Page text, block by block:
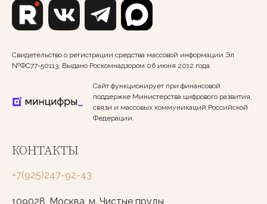
Свидетельство о регистрации средства массовой информации Эл
№ФС77-50113. Выдано Роскомнадзором 06 июня 2012 года.
Сайт функционирует при финансовой
поддержке Министерства цифрового развития,
связи и массовых коммуникаций Российской
Федерации.
КОНТАКТЫ
+7(925)247-92-43
109028, Москва, м. Чистые пруды,